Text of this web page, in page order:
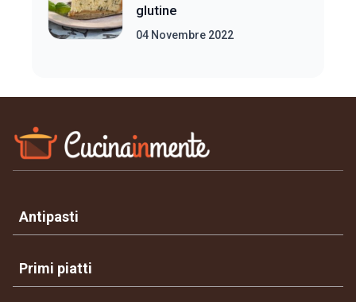
glutine
04 Novembre 2022
Antipasti
Primi piatti